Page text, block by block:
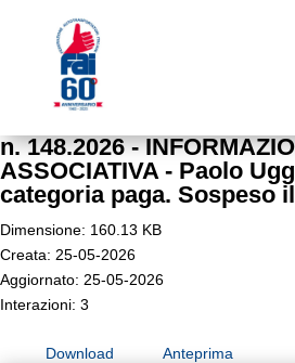
n. 148.2026 -
ASSOCIATIVA - Paolo
categoria paga. Sospeso
Dimensione: 160.13 KB
Creata: 25-05-2026
Aggiornato: 25-05-2026
Interazioni: 3
Download Anteprima